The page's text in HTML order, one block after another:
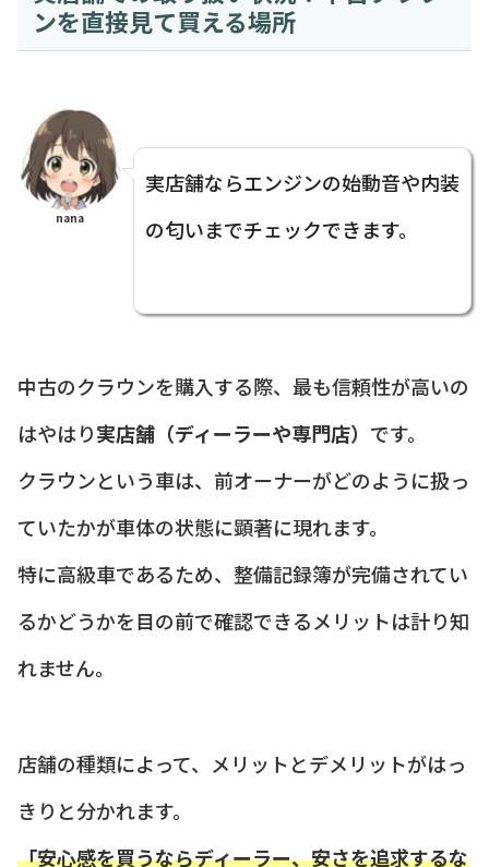
ンを直接見て買える場所
nana
実店舗ならエンジンの始動音や内装
の匂いまでチェックできます。
中古のクラウンを購入する際、最も信頼性が高いの
はやはり実店舗（ディーラーや専門店） です。
クラウンという車は、前オーナーがどのように扱っ
ていたかが車体の状態に顕著に現れます。
特に高級車であるため、整備記録簿が完備されてい
るかどうかを目の前で確認できるメリットは計り知
れません。
店舗の種類によって、メリットとデメリットがはっ
きりと分かれます。
「安心感を買うならディーラー、安さを追求するな